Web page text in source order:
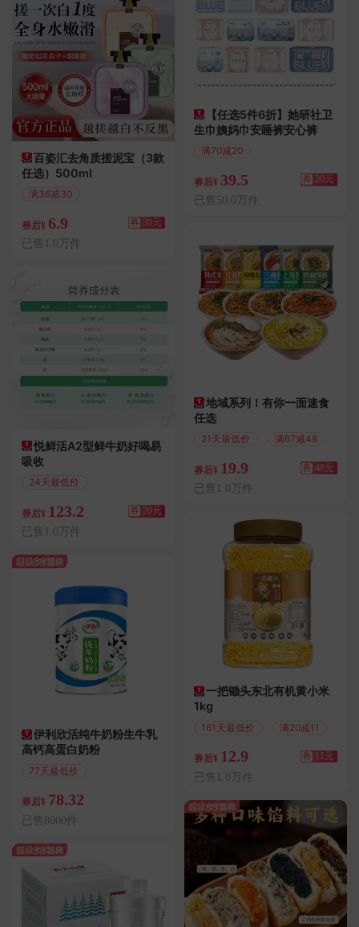
百姿汇去角质搓泥宝（3款
任选）500ml
满36减30
券后¥ 6.9 券 30元
已售1.0万件
悦鲜活A2型鲜牛奶好喝易
吸收
24天最低价
券后¥ 123.2 券 20元
已售1.0万件
伊利欣活纯牛奶粉生牛乳
高钙高蛋白奶粉
77天最低价
券后¥ 78.32
已售8000件
【任选5件6折】她研社卫
生巾姨妈巾安睡裤安心裤
满70减20
券后¥ 39.5 券 20元
已售50.0万件
地域系列！有你一面速食
任选
21天最低价 满67减48
券后¥ 19.9 券 48元
已售1.0万件
一把锄头东北有机黄小米
1kg
161天最低价 满20减11
券后¥ 12.9 券 11元
已售1.0万件